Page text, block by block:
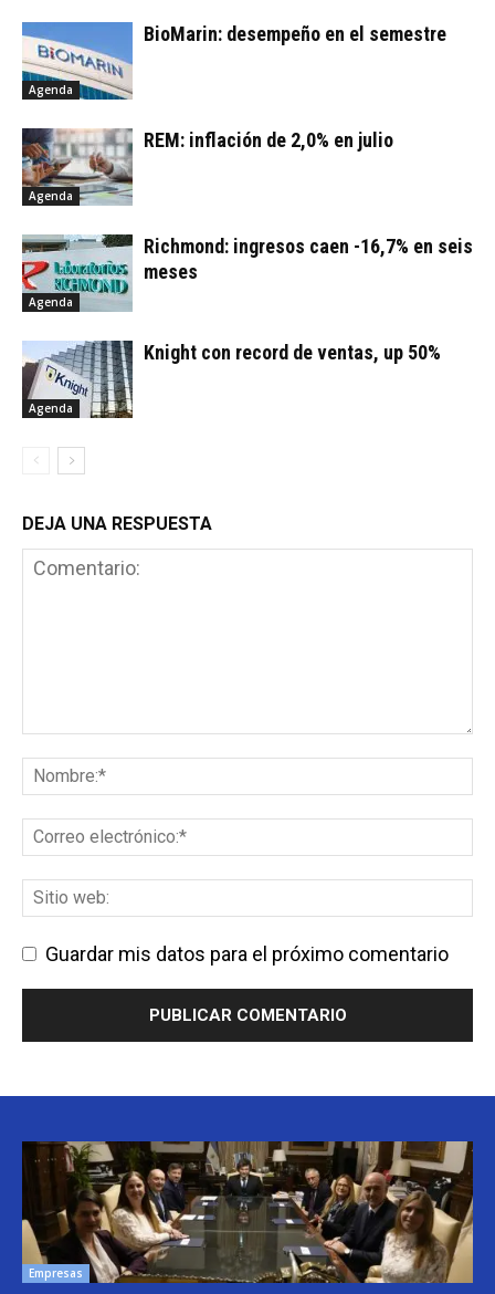
Agenda
BioMarin: desempeño en el semestre
Agenda
REM: inflación de 2,0% en julio
Agenda
Richmond: ingresos caen -16,7% en seis
meses
Agenda
Knight con record de ventas, up 50%
DEJA UNA RESPUESTA
Guardar mis datos para el próximo comentario
Empresas